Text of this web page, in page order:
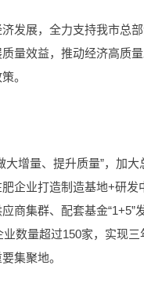
发展，全力支持我市总
量效益，推动经济高质
。
大增量、提升质量”，加
企业打造制造基地+研发
商集群、配套基金“1+5”
业数量超过150家，实现
集聚地。